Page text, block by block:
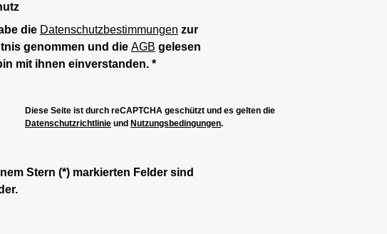
die Datenschutzbestimmungen zur
genommen und die AGB gelesen
mit ihnen einverstanden. *
Diese Seite ist durch reCAPTCHA geschützt und es gelten die
Datenschutzrichtlinie und Nutzungsbedingungen.
Stern (*) markierten Felder sind